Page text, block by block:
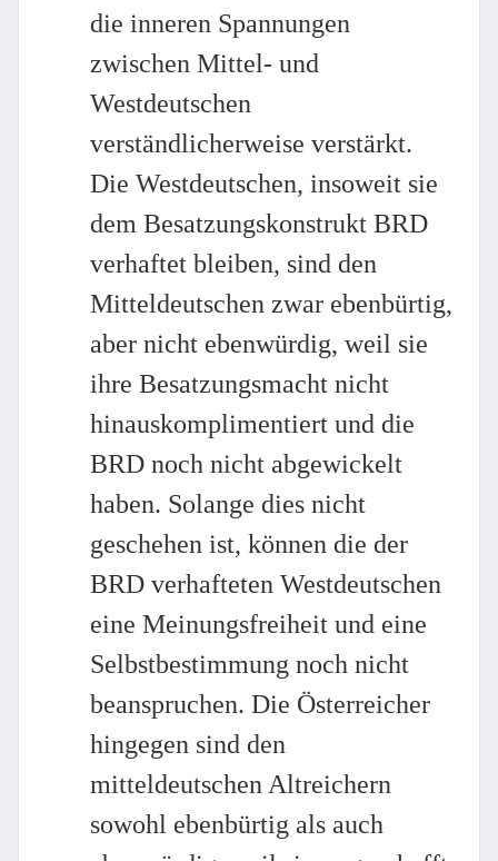
die inneren Spannungen
zwischen Mittel- und
Westdeutschen
verständlicherweise verstärkt.
Die Westdeutschen, insoweit sie
dem Besatzungskonstrukt BRD
verhaftet bleiben, sind den
Mitteldeutschen zwar ebenbürtig,
aber nicht ebenwürdig, weil sie
ihre Besatzungsmacht nicht
hinauskomplimentiert und die
BRD noch nicht abgewickelt
haben. Solange dies nicht
geschehen ist, können die der
BRD verhafteten Westdeutschen
eine Meinungsfreiheit und eine
Selbstbestimmung noch nicht
beanspruchen. Die Österreicher
hingegen sind den
mitteldeutschen Altreichern
sowohl ebenbürtig als auch